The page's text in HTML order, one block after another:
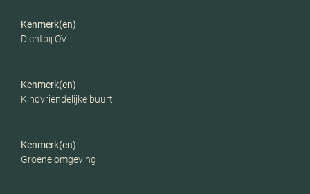
Parkeerfaciliteiten
Kenmerk(en)
Dichtbij OV
Kenmerk(en)
Kindvriendelijke buurt
Kenmerk(en)
Groene omgeving